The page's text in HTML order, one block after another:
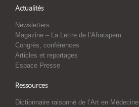
Actualités
Newsletters
Magazine – La Lettre de l’Afratapem
Congrès, conférences
Articles et reportages
Espace Presse
Ressources
Dictionnaire raisonné de l’Art en Médecine